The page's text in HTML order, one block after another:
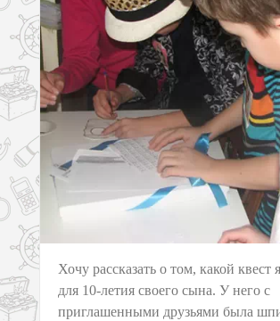
Хочу рассказать о том, какой квест
для 10-летия своего сына. У него с
приглашенными друзьями была